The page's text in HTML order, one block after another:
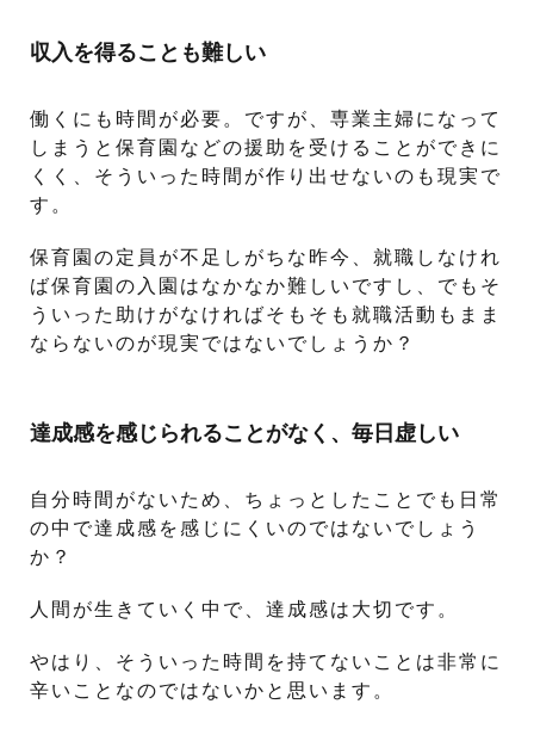
収入を得ることも難しい
働くにも時間が必要。ですが、専業主婦になって
しまうと保育園などの援助を受けることができに
くく、そういった時間が作り出せないのも現実で
す。
保育園の定員が不足しがちな昨今、就職しなけれ
ば保育園の入園はなかなか難しいですし、でもそ
ういった助けがなければそもそも就職活動もまま
ならないのが現実ではないでしょうか？
達成感を感じられることがなく、毎日虚しい
自分時間がないため、ちょっとしたことでも日常
の中で達成感を感じにくいのではないでしょう
か？
人間が生きていく中で、達成感は大切です。
やはり、そういった時間を持てないことは非常に
辛いことなのではないかと思います。